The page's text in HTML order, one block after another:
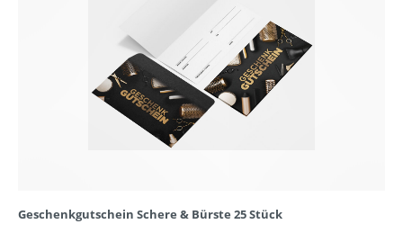
Geschenkgutschein Schere & Bürste 25 Stück